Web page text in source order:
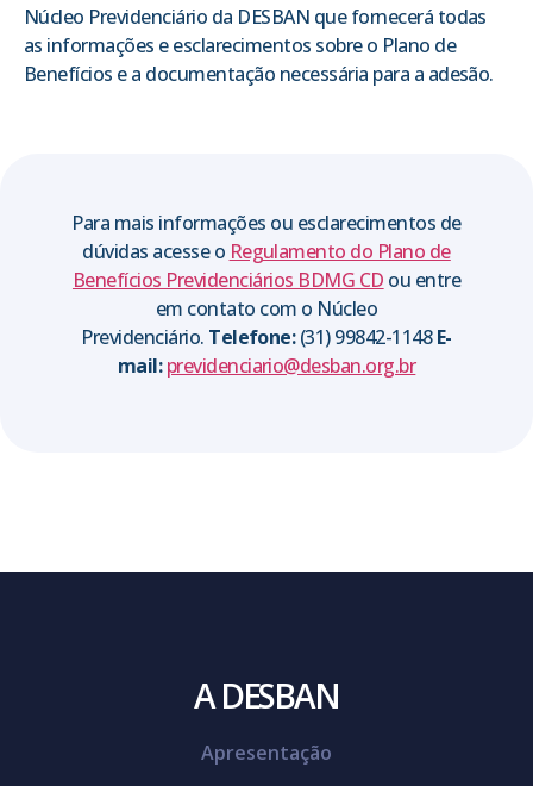
Núcleo Previdenciário da DESBAN que fornecerá todas
as informações e esclarecimentos sobre o Plano de
Benefícios e a documentação necessária para a adesão.
Para mais informações ou esclarecimentos de
dúvidas acesse o Regulamento do Plano de
Benefícios Previdenciários BDMG CD ou entre
em contato com o Núcleo
Previdenciário. Telefone:(31) 99842-1148E-
mail: previdenciario@desban.org.br
A DESBAN
Apresentação